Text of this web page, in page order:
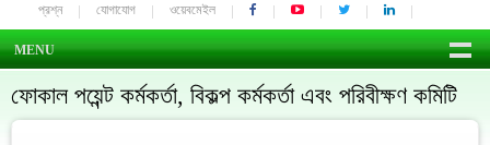
প্রশ্ন যোগাযোগ ওয়েবমেইল
MENU
ফোকাল পয়েন্ট কর্মকর্তা, বিকল্প কর্মকর্তা এবং পরিবীক্ষণ কমিটি